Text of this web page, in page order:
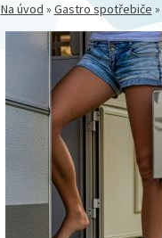
Na úvod » Gastro spotřebiče »